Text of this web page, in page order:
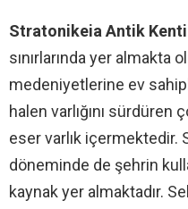
Stratonikeia Antik Kenti
sınırlarında yer almakta
medeniyetlerine ev
halen varlığını sürdüren
eser varlık içermektedir.
döneminde de şehrin
kaynak yer almaktadır.